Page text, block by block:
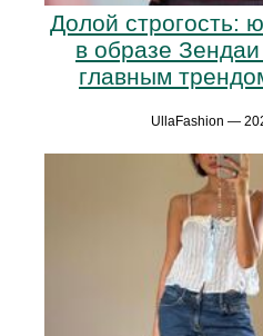
Долой строгость:
в образе Зендаи
главным
UllaFashion —